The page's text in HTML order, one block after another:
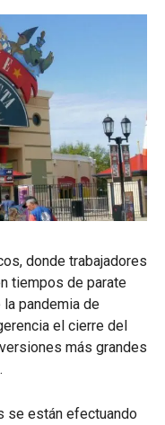
donde trabajadores
tiempos de parate
pandemia de
el cierre del
más grandes
se están efectuando